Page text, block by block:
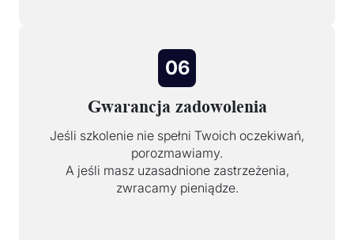
06
Gwarancja zadowolenia
Jeśli szkolenie nie spełni Twoich oczekiwań,
porozmawiamy.
A jeśli masz uzasadnione zastrzeżenia,
zwracamy pieniądze.